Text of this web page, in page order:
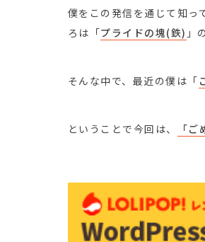
僕をこの発信を通じて知っ
ろは「プライドの塊(鉄) 」
そんな中で、最近の僕は「
ということで今回は、 「